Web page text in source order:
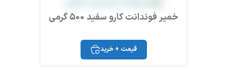
خمیر فوندانت کارو سفید 500 گرمی
قیمت + خرید